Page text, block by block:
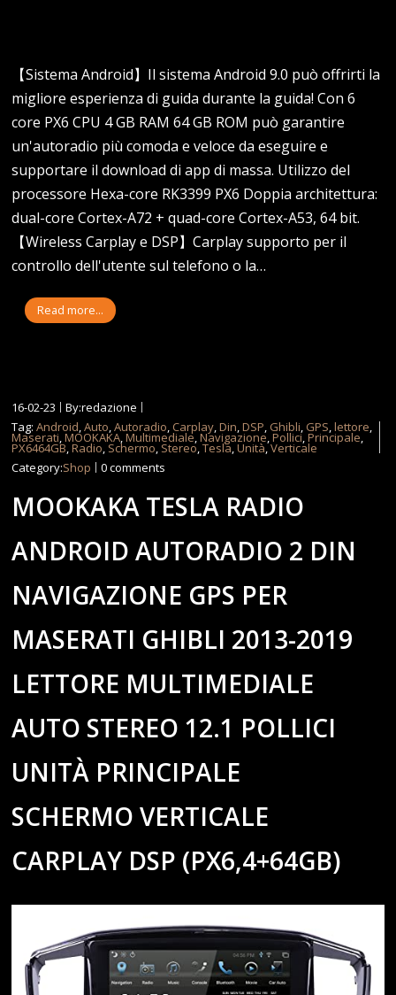
【Sistema Android】Il sistema Android 9.0 può offrirti la
migliore esperienza di guida durante la guida! Con 6
core PX6 CPU 4 GB RAM 64 GB ROM può garantire
un'autoradio più comoda e veloce da eseguire e
supportare il download di app di massa. Utilizzo del
processore Hexa-core RK3399 PX6 Doppia architettura:
dual-core Cortex-A72 + quad-core Cortex-A53, 64 bit.
【Wireless Carplay e DSP】Carplay supporto per il
controllo dell'utente sul telefono o la…
Read more...
16-02-23
By:redazione
Tag:Android,Auto,Autoradio, Carplay,Din,DSP, Ghibli, GPS,lettore,
Maserati,MOOKAKA,Multimediale,Navigazione,Pollici,Principale,
PX6464GB,Radio, Schermo, Stereo,Tesla,Unità,Verticale
Category:Shop 0 comments
MOOKAKA TESLA RADIO
ANDROID AUTORADIO 2 DIN
NAVIGAZIONE GPS PER
MASERATI GHIBLI 2013-2019
LETTORE MULTIMEDIALE
AUTO STEREO 12.1 POLLICI
UNITÀ PRINCIPALE
SCHERMO VERTICALE
CARPLAY DSP (PX6,4+64GB)